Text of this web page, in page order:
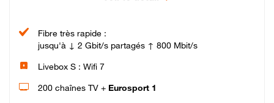
Fibre très rapide :
jusqu'à ↓ 2 Gbit/s partagés ↑ 800 Mbit/s
Livebox S : Wifi 7
200 chaînes TV + Eurosport 1